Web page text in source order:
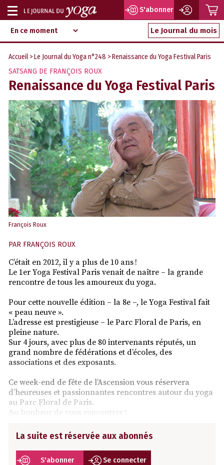
Aller
au
contenu
d‘information
indépendant
Afficher
ou
masquer
la
navigation
S'abonner
Le Journal du mois
Accueil >Le Journal du Yoga n°248 > Renaissance du Yoga Festival Paris
SATSANG DE FRANÇOIS ROUX
Renaissance du Yoga Festival Paris
François Roux
PAR FRANÇOIS ROUX
C’était en 2012, il y a plus de 10 ans !
Le 1er Yoga Festival Paris venait de naître – la grande
rencontre de tous les amoureux du yoga.
Pour cette nouvelle édition – la 8e –, le Yoga Festival fait
« peau neuve ».
L’adresse est prestigieuse – le Parc Floral de Paris, en
pleine nature.
Sur 4 jours, avec plus de 80 intervenants réputés, un
grand nombre de fédérations et d’écoles, des
associations et des exposants.
Ce week-end de fête de l’Ascension vous réservera
d’heureuses et passionnantes rencontres autour du yoga
au Parc Floral de Paris.
Au bonheur de vous rencontrer !
La suite est réservée aux abonnés
S'abonner Se connecter